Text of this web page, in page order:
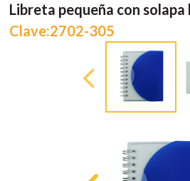
Libreta pequeña con
Clave:2702-305